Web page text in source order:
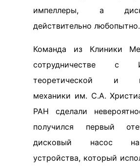
импеллеры, а
действительно
Команда из Клиники
сотрудничестве с
теоретической и
механики им. С.А.
РАН сделали
получился первый
дисковый насос
устройства, который